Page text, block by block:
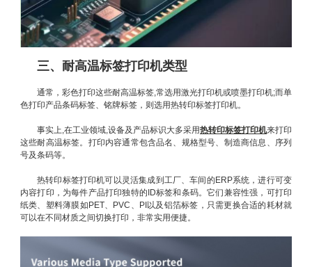
三、耐高温标签打印机类型
通常，彩色打印这些耐高温标签,常选用激光打印机或喷墨打印机;而单
色打印产品条码标签、铭牌标签，则选用热转印标签打印机。
事实上,在工业领域,设备及产品标识大多采用热转印标签打印机来打印
这些耐高温标签。打印内容通常包含品名、规格型号、制造商信息、序列
号及条码等。
热转印标签打印机可以灵活集成到工厂、车间的ERP系统，进行可变
内容打印，为每件产品打印独特的ID标签和条码。它们兼容性强，可打印
纸类、塑料薄膜如PET、PVC、PI以及铝箔标签，只需更换合适的耗材就
可以在不同材质之间切换打印，非常实用便捷。